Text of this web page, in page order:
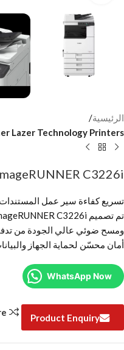
الرئيسية
Lazer Technology Printers
C3226i
تسريع كفاءة سير عمل المستندات
ومسح ضوئي عالي الجودة من
أمان محسّن لحماية الجهاز
WhatsApp Now
Product Enquiry